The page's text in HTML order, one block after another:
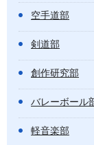
空手道部
剣道部
創作研究部
バレーボール
軽音楽部